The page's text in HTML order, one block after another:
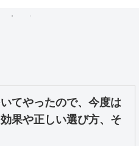
てやったので、今度は
果や正しい選び方、そ